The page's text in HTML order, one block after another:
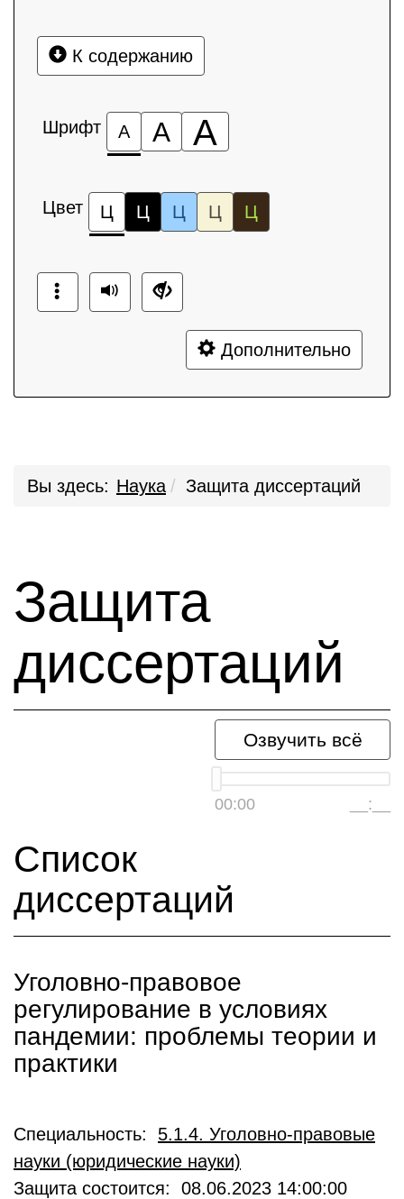
К содержанию
Шрифт А А А
Цвет Ц Ц Ц Ц Ц
Дополнительно
Вы здесь: Наука Защита диссертаций
Защита
диссертаций
Озвучить всё
00:00 __:__
Список
диссертаций
Уголовно-правовое
регулирование в условиях
пандемии: проблемы теории и
практики
Специальность: 5.1.4. Уголовно-правовые
науки (юридические науки)
Защита состоится: 08.06.2023 14:00:00